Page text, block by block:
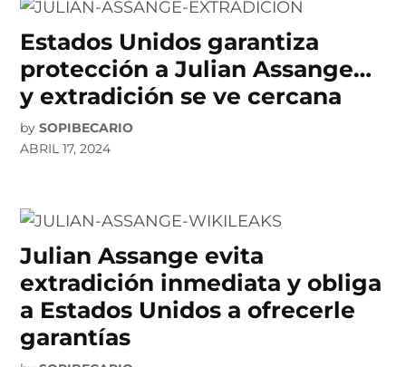
Estados Unidos garantiza
protección a Julian Assange…
y extradición se ve cercana
by SOPIBECARIO
ABRIL 17, 2024
Julian Assange evita
extradición inmediata y obliga
a Estados Unidos a ofrecerle
garantías